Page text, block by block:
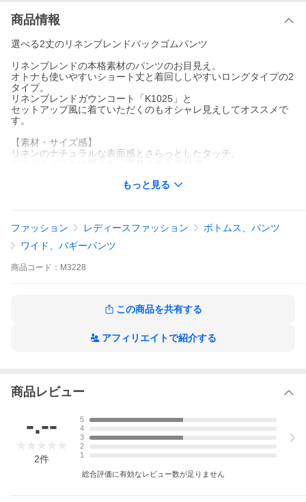
商品情報
選べる2丈のリネンブレンドバックゴムパンツ
リネンブレンドの本格素材のパンツのお目見え。
オトナも使いやすいショート丈と着回ししやすいロングタイプの2
タイプ。
リネンブレンドガウンコート「K1025」と
セットアップ風に着ていただくのもオシャレ見えしてオススメで
す。
【素材・サイズ感】
リネンのナチュラルな表面感とさらっとしたタッチ。
イエロー ブルー ベージュ
もっと見る
ファッション レディースファッション
ボトムス、パンツ
ワイド、バギーパンツ
商品 コード： M3228
この商品を共有する
アフィリエイトで紹介する
商品レビュー
-.--
2件
5
4
3
2
1
総合評価に有効なレビュー数が足りません